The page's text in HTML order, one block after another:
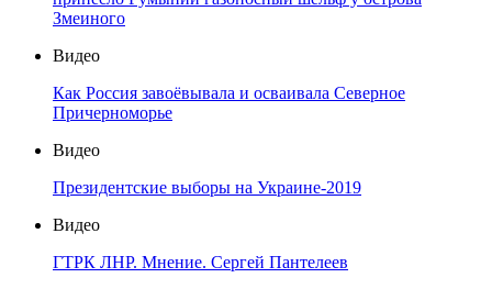
Змеиного
Видео
Как Россия завоёвывала и осваивала Северное
Причерноморье
Видео
Президентские выборы на Украине-2019
Видео
ГТРК ЛНР. Мнение. Сергей Пантелеев